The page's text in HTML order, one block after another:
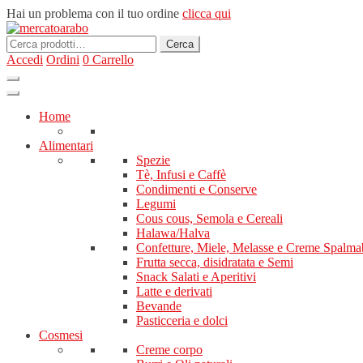
Hai un problema con il tuo ordine clicca qui
Cerca: Cerca
Accedi Ordini 0 Carrello
Home
Alimentari
Spezie
Tè, Infusi e Caffè
Condimenti e Conserve
Legumi
Cous cous, Semola e Cereali
Halawa/Halva
Confetture, Miele, Melasse e Creme
Frutta secca, disidratata e Semi
Snack Salati e Aperitivi
Latte e derivati
Bevande
Pasticceria e dolci
Cosmesi
Creme corpo